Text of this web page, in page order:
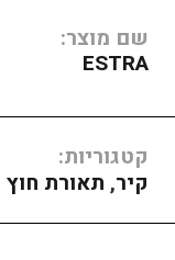
שם מוצר:
ESTRA
קטגוריות:
קיר, תאורת חוץ